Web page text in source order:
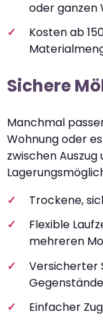
oder ganzen
Kosten ab
Sichere
Manchmal
Wohnung oder
zwischen Auszug
Trockene,
Flexible
mehreren
Versicherter
Gegenstände
Einfacher